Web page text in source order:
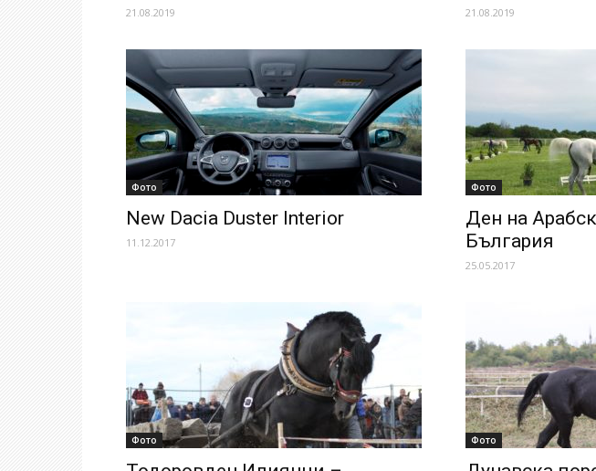
21.08.2019 21.08.2019
Фото
New Dacia Duster Interior
11.12.2017
Фото
Ден на
България
25.05.2017
Фото Фото